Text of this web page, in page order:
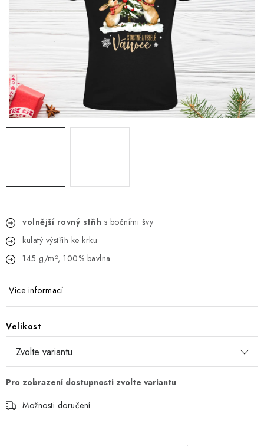
🖤 SLEVY
KONTAKTY
Jak nakupovat Moje objednávka
Výměna / vrácení zboží
Hodnocení obchodu
Obchodní podmínky
GDPR + cookies
volnější rovný střih s bočními švy
kulatý výstřih ke krku
145 g/m², 100% bavlna
Více informací
Velikost
Možnosti doručení